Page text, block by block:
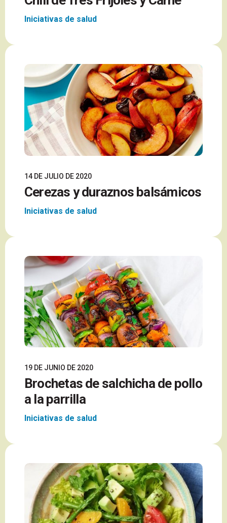
Iniciativas de salud
14 DE JULIO DE 2020
Cerezas y duraznos balsámicos
Iniciativas de salud
19 DE JUNIO DE 2020
Brochetas de salchicha de pollo
a la parrilla
Iniciativas de salud